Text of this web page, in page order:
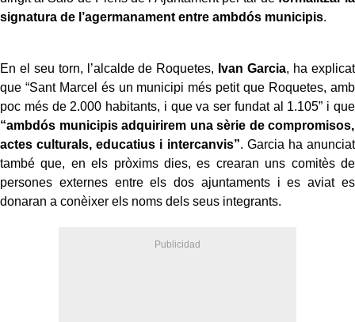
signatura de l’agermanament entre ambdós municipis.
En el seu torn, l’alcalde de Roquetes, Ivan Garcia, ha explicat
que “Sant Marcel és un municipi més petit que Roquetes, amb
poc més de 2.000 habitants, i que va ser fundat al 1.105” i que
“ambdós municipis adquirirem una sèrie de compromisos,
actes culturals, educatius i intercanvis”. Garcia ha anunciat
també que, en els pròxims dies, es crearan uns comitès de
persones externes entre els dos ajuntaments i es aviat es
donaran a conèixer els noms dels seus integrants.